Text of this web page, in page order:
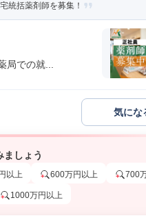
統括薬剤師を募集！
での就...
気にな
ましょう
以上 600万円以上 700
1000万円以上